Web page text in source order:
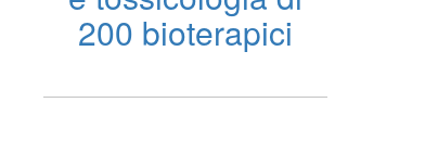
200 bioterapici